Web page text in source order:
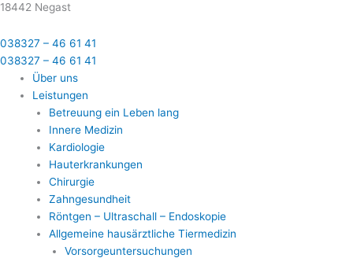
18442 Negast
038327 – 46 61 41
038327 – 46 61 41
Über uns
Leistungen
Betreuung ein Leben lang
Innere Medizin
Kardiologie
Hauterkrankungen
Chirurgie
Zahngesundheit
Röntgen – Ultraschall – Endoskopie
Allgemeine hausärztliche Tiermedizin
Vorsorgeuntersuchungen